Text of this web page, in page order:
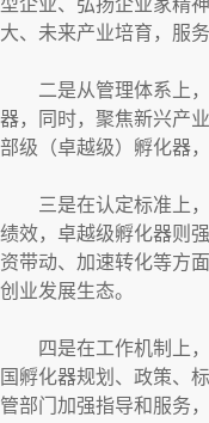
型企业、弘扬企业家精
大、未来产业培育，服
二是从管理体系上，
器，同时，聚焦新兴产
部级（卓越级）孵化器
三是在认定标准上，
绩效，卓越级孵化器则
资带动、加速转化等方
创业发展生态。
四是在工作机制上，
国孵化器规划、政策、
管部门加强指导和服务